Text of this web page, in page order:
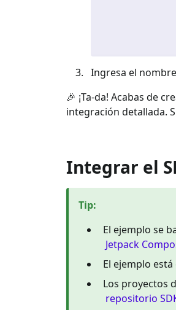
Ingresa el
🎉 ¡Ta-da! Acabas de
integración detallada.
Integrar el
Tip:
El ejemplo se
Jetpack
El ejemplo
Los proyectos
repositorio